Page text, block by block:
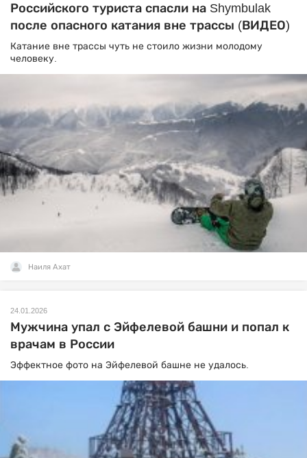
Российского туриста спасли на Shymbulak
после опасного катания вне трассы (ВИДЕО)
Катание вне трассы чуть не стоило жизни молодому
человеку.
Наиля Ахат
24.01.2026
Мужчина упал с Эйфелевой башни и попал к
врачам в России
Эффектное фото на Эйфелевой башне не удалось.